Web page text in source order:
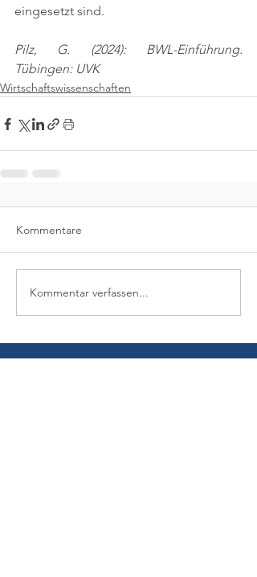
eingesetzt sind.
Pilz, G. (2024): BWL-Einführung.
Tübingen: UVK
Wirtschaftswissenschaften
Kommentare
Kommentar verfassen...